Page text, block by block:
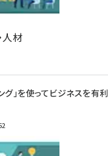
人材
グ」を使ってビジネスを有利